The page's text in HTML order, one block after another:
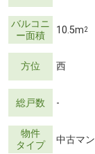
バルコニ
ー面積
10.5m2
方位 西
総戸数 -
物件
タイプ
中古マ